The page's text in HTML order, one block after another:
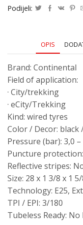
Podijeli:
OPIS
Brand: Continental
Field of application:
· City/trekking
· eCity/Trekking
Kind: wired tyres
Color / Decor: black
Pressure (bar): 3,0 –
Puncture
Reflective stripes:
Size: 28 x 1 3/8 x 1
Technology: E25,
TPI / EPI: 3/180
Tubeless Ready: No